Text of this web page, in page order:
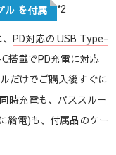
ル を付属 *2
PD対応の USB Type-
搭載でPD充電に対応
だけでご購入後すぐに
時充電も、パススルー
給電)も、付属品のケー